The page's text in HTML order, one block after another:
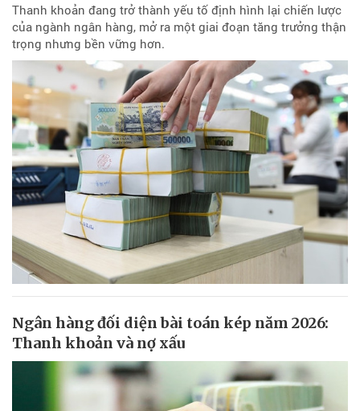
Thanh khoản đang trở thành yếu tố định hình lại chiến lược
của ngành ngân hàng, mở ra một giai đoạn tăng trưởng thận
trọng nhưng bền vững hơn.
Ngân hàng đối diện bài toán kép năm 2026:
Thanh khoản và nợ xấu